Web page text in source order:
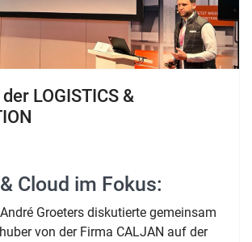
LOGISTICS &
Cloud im Fokus:
Groeters diskutierte gemeinsam
von der Firma CALJAN auf der